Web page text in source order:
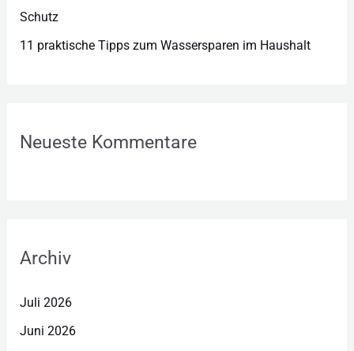
Schutz
11 praktische Tipps zum Wassersparen im Haushalt
Neueste Kommentare
Archiv
Juli 2026
Juni 2026